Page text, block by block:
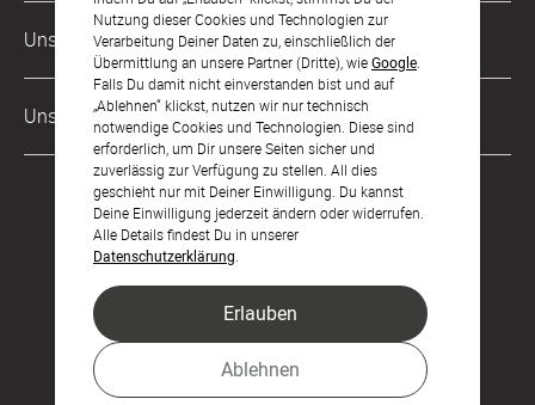
Nutzung dieser Cookies und Technologien zur
Verarbeitung Deiner Daten zu, einschließlich der
Übermittlung an unsere Partner (Dritte), wieGoogle
Falls Du damit nicht einverstanden bist und auf
„Ablehnen“ klickst, nutzen wir nur technisch
notwendige Cookies und Technologien. Diese sind
erforderlich, um Dir unsere Seiten sicher und
zuverlässig zur Verfügung zu stellen. All dies
geschieht nur mit Deiner Einwilligung. Du kannst
Deine Einwilligung jederzeit ändern oder widerrufen.
Alle Details findest Du in unserer
Datenschutzerklärung
Ablehnen
Erlauben
Zahlung & Versand
Datenschutz
Barrierefreiheitserklärung
LLM's
Digitale Gästelisten
FAQ & Hilfe
Deutschland
Schweiz
Frankreich
Unsere Zahlungsarten
Unsere Partner
Feier den Moment.